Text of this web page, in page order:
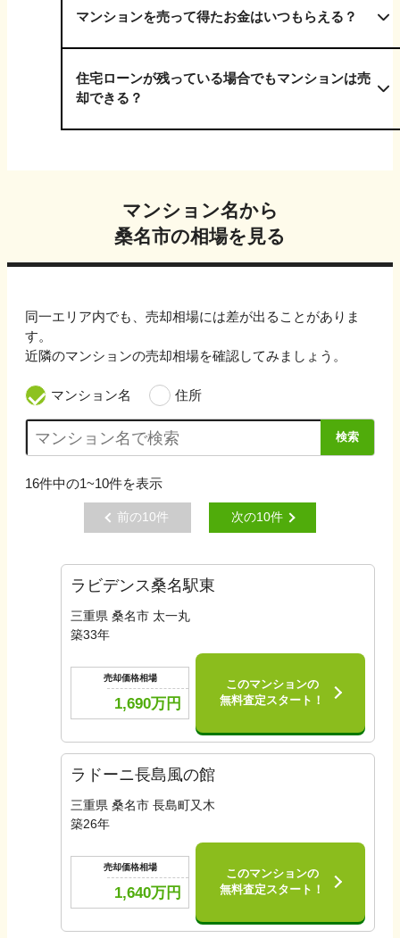
マンションを売って得たお金はいつもらえる？
住宅ローンが残っている場合でもマンションは売
却できる？
マンション名から
桑名市の相場を見る
同一エリア内でも、売却相場には差が出ることがありま
す。
近隣のマンションの売却相場を確認してみましょう。
マンション名 住所
検索
16件中の1~10件を表示
前の10件 次の10件
ラビデンス桑名駅東
三重県 桑名市 太一丸
築33年
売却価格相場
1,690万円
このマンションの
無料査定スタート！
ラドーニ長島風の館
三重県 桑名市 長島町又木
築26年
売却価格相場
1,640万円
このマンションの
無料査定スタート！